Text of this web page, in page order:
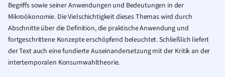
Begriffs sowie seiner Anwendungen und Bedeutungen in der
Mikroökonomie. Die Vielschichtigkeit dieses Themas wird durch
Abschnitte über die Definition, die praktische Anwendung und
fortgeschrittene Konzepte erschöpfend beleuchtet. Schließlich liefert
der Text auch eine fundierte Auseinandersetzung mit der Kritik an der
intertemporalen Konsumwahltheorie.